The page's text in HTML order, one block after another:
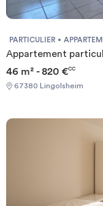
PARTICULIER
Appartement
46 m² - 820 €CC
67380 Lingolsheim